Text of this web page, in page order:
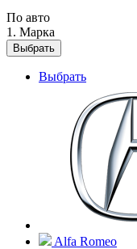
По авто
1. Марка
Выбрать
Выбрать
Alfa Romeo